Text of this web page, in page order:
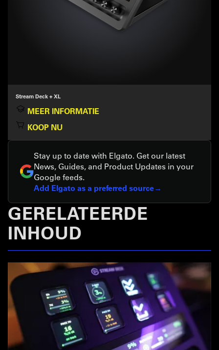
Stream Deck + XL
MEER INFORMATIE
KOOP NU
Stay up to date with Elgato. Get our latest
News, Guides, and Product Updates in your
Google feeds.
Add Elgato as a preferred source
GERELATEERDE
INHOUD